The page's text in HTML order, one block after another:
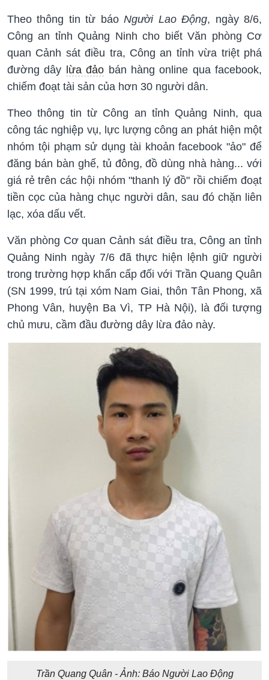
Theo thông tin từ báoNgười Lao Động, ngày 8/6,
Công an tỉnh Quảng Ninh cho biết Văn phòng Cơ
quan Cảnh sát điều tra, Công an tỉnh vừa triệt phá
đường dây lừa đảo bán hàng online qua facebook,
chiếm đoạt tài sản của hơn 30 người dân.
Theo thông tin từ Công an tỉnh Quảng Ninh, qua
công tác nghiệp vụ, lực lượng công an phát hiện một
nhóm tội phạm sử dụng tài khoản facebook "ảo" để
đăng bán bàn ghế, tủ đông, đồ dùng nhà hàng... với
giá rẻ trên các hội nhóm "thanh lý đồ" rồi chiếm đoạt
tiền cọc của hàng chục người dân, sau đó chặn liên
lạc, xóa dấu vết.
Văn phòng Cơ quan Cảnh sát điều tra, Công an tỉnh
Quảng Ninh ngày 7/6 đã thực hiện lệnh giữ người
trong trường hợp khẩn cấp đối với Trần Quang Quân
(SN 1999, trú tại xóm Nam Giai, thôn Tân Phong, xã
Phong Vân, huyện Ba Vì, TP Hà Nội), là đối tượng
chủ mưu, cầm đầu đường dây lừa đảo này.
Trần Quang Quân - Ảnh: Báo Người Lao Động